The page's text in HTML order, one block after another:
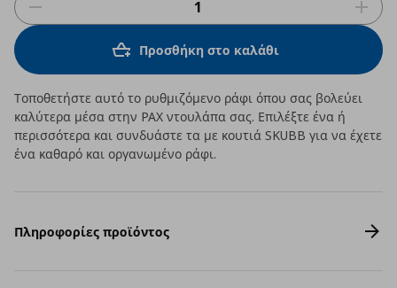
Προσθήκη στο καλάθι
Τοποθετήστε αυτό το ρυθμιζόμενο ράφι όπου σας βολεύει
καλύτερα μέσα στην PAX ντουλάπα σας. Επιλέξτε ένα ή
περισσότερα και συνδυάστε τα με κουτιά SKUBB για να έχετε
ένα καθαρό και οργανωμένο ράφι.
Πληροφορίες προϊόντος